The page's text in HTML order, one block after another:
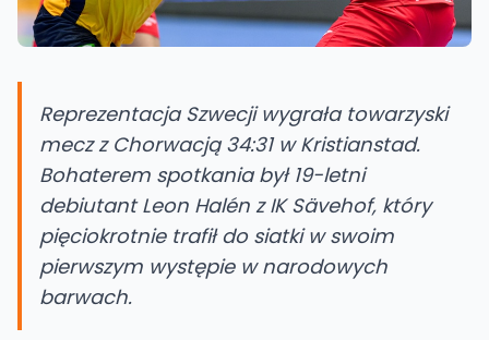
Reprezentacja Szwecji wygrała towarzyski
mecz z Chorwacją 34:31 w Kristianstad.
Bohaterem spotkania był 19-letni
debiutant Leon Halén z IK Sävehof, który
pięciokrotnie trafił do siatki w swoim
pierwszym występie w narodowych
barwach.